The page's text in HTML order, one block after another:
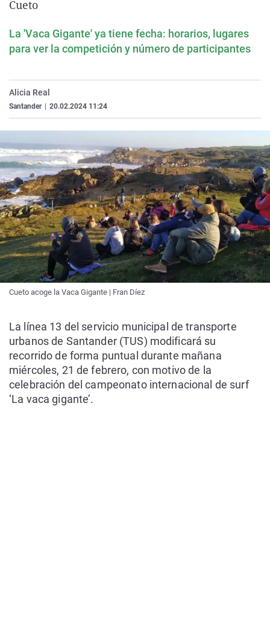
Gente viajera
Como el perro y el
Retornados
Equipo de
Galicia
La Rioja
Televisión
Elecciones
Cueto
La 'Vaca Gigante' ya tiene fecha: horarios, lugares
para ver la competición y número de participantes
Alicia Real
Santander 20.02.2024 11:24
Cueto acoge la Vaca Gigante | Fran Díez
La línea 13 del servicio municipal de transporte
urbanos de Santander (TUS) modificará su
recorrido de forma puntual durante mañana
miércoles, 21 de febrero, con motivo de la
celebración del campeonato internacional de surf
‘La vaca gigante’.